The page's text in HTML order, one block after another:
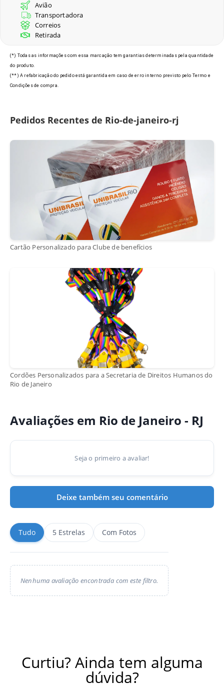
Avião
Transportadora
Correios
Retirada
(*) Todas as informações com essa marcação tem garantias determinadas pela quantidade
do produto.
(**) A refabricação do pedido está garantida em caso de erro interno previsto pelo Termo e
Condições de compra.
Pedidos Recentes de Rio-de-janeiro-rj
Cartão Personalizado para Clube de benefícios
Cordões Personalizados para a Secretaria de Direitos Humanos do
Rio de Janeiro
Avaliações em Rio de Janeiro - RJ
Seja o primeiro a avaliar!
Deixe também seu comentário
Tudo 5 Estrelas Com Fotos
Nenhuma avaliação encontrada com este filtro.
Curtiu? Ainda tem alguma
dúvida?